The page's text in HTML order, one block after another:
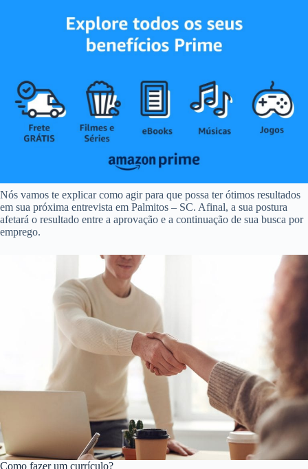
Nós vamos te explicar como agir para que possa ter ótimos resultados
em sua próxima entrevista em Palmitos – SC. Afinal, a sua postura
afetará o resultado entre a aprovação e a continuação de sua busca por
emprego.
Como fazer um currículo?